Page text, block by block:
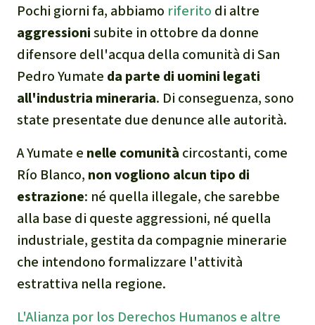
Clima
Documento di sintesi sul
clima
Miniere
CPLI
Nestlé
Pandemia e ambientalismo
Cambiamento climatico
Pochi giorni fa, abbiamo riferito di altre
aggressionisubite in ottobre da donne
difensore dell'acqua della comunità di San
Pedro Yumate da parte di uomini legati
all'industria mineraria. Di conseguenza, sono
state presentate due denunce alle autorità.
A Yumate e nelle comunità circostanti, come
Río Blanco, non vogliono alcun tipo di
estrazione: né quella illegale, che sarebbe
alla base di queste aggressioni, né quella
industriale, gestita da compagnie minerarie
che intendono formalizzare l'attività
estrattiva nella regione.
L'Alianza por los Derechos Humanos e altre